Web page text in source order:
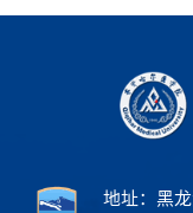
地址：黑